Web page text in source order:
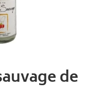
de